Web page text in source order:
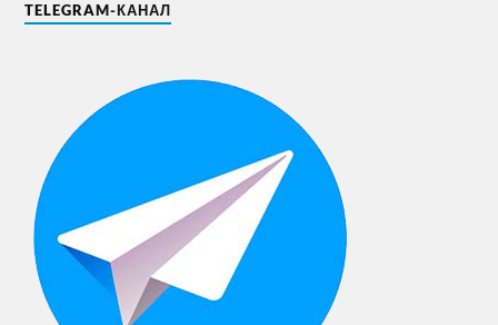
TELEGRAM-КАНАЛ